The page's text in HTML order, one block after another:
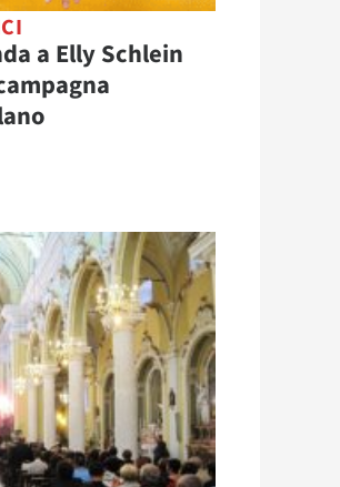
a Elly Schlein